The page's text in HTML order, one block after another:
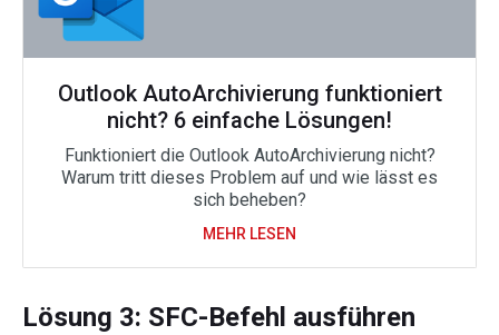
Outlook AutoArchivierung funktioniert
nicht? 6 einfache Lösungen!
Funktioniert die Outlook AutoArchivierung nicht?
Warum tritt dieses Problem auf und wie lässt es
sich beheben?
MEHR LESEN
Lösung 3: SFC-Befehl ausführen